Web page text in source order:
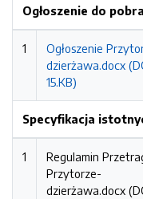
Ogłoszenie do
1
Ogłoszenie
dzierżawa.docx
15.KB)
Specyfikacja
1
Regulamin
Przytorze-
dzierżawa.docx